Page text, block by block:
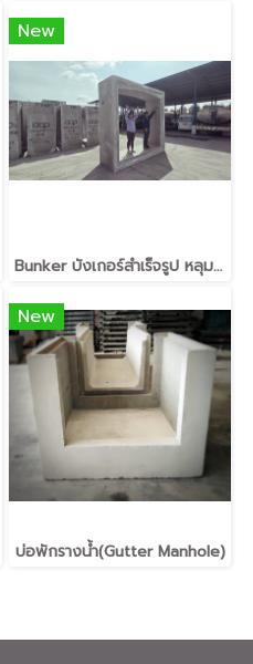
New
Bunker บังเกอร์สำเร็จรูป หลุมหลบภัยสำเร็จรูป
New
บ่อพักรางน้ำ(Gutter Manhole)